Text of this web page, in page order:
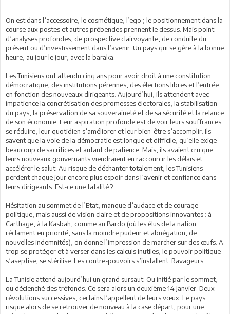
On est dans l’accessoire, le cosmétique, l’ego ; le positionnement dans la
course aux postes et autres prébendes prennent le dessus. Mais point
d’analyses profondes, de prospective clairvoyante, de conduite du
présent ou d’investissement dans l’avenir. Un pays qui se gère à la bonne
heure, au jour le jour, avec la baraka.
Les Tunisiens ont attendu cinq ans pour avoir droit à une constitution
démocratique, des institutions pérennes, des élections libres et l’entrée
en fonction des nouveaux dirigeants. Aujourd’hui, ils attendent avec
impatience la concrétisation des promesses électorales, la stabilisation
du pays, la préservation de sa souveraineté et de sa sécurité et la relance
de son économie. Leur aspiration profonde est de voir leurs souffrances
se réduire, leur quotidien s’améliorer et leur bien-être s’accomplir. Ils
savent que la voie de la démocratie est longue et difficile, qu’elle exige
beaucoup de sacrifices et autant de patience. Mais, ils avaient cru que
leurs nouveaux gouvernants viendraient en raccourcir les délais et
accélérer le salut. Au risque de déchanter totalement, les Tunisiens
perdent chaque jour encore plus espoir dans l’avenir et confiance dans
leurs dirigeants. Est-ce une fatalité ?
Hésitation au sommet de l’Etat, manque d’audace et de courage
politique, mais aussi de vision claire et de propositions innovantes : à
Carthage, à la Kasbah, comme au Bardo (où les élus de la nation
réclament en priorité, sans la moindre pudeur et abnégation, de
nouvelles indemnités), on donne l’impression de marcher sur des œufs. A
trop se protéger et à verser dans les calculs inutiles, le pouvoir politique
s’aseptise, se stérilise. Les contre-pouvoirs s’installent. Ravageurs.
La Tunisie attend aujourd’hui un grand sursaut. Ou initié par le sommet,
ou déclenché des tréfonds. Ce sera alors un deuxième 14 Janvier. Deux
révolutions successives, certains l’appellent de leurs vœux. Le pays
risque alors de se retrouver de nouveau à la case départ, pour une